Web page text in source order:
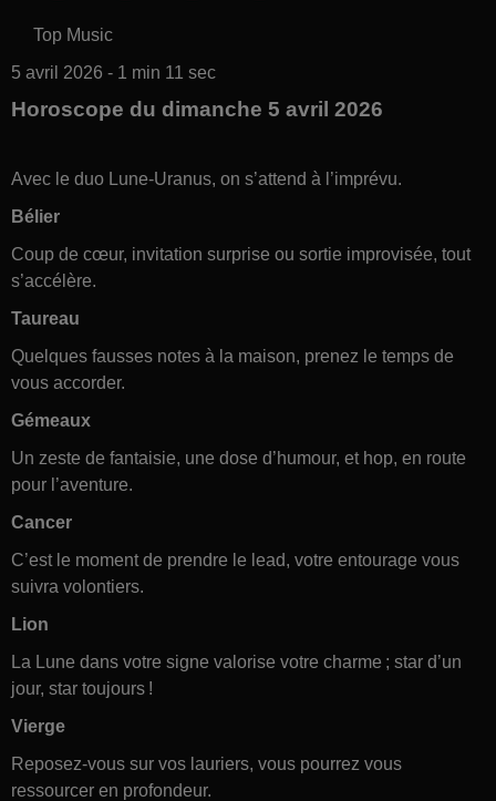
Top Music
5 avril 2026 - 1 min 11 sec
Horoscope du dimanche 5 avril 2026
Avec le duo Lune-Uranus, on s’attend à l’imprévu.
Bélier
Coup de cœur, invitation surprise ou sortie improvisée, tout
s’accélère.
Taureau
Quelques fausses notes à la maison, prenez le temps de
vous accorder.
Gémeaux
Un zeste de fantaisie, une dose d’humour, et hop, en route
pour l’aventure.
Cancer
C’est le moment de prendre le lead, votre entourage vous
suivra volontiers.
Lion
La Lune dans votre signe valorise votre charme ; star d’un
jour, star toujours !
Vierge
Reposez-vous sur vos lauriers, vous pourrez vous
ressourcer en profondeur.